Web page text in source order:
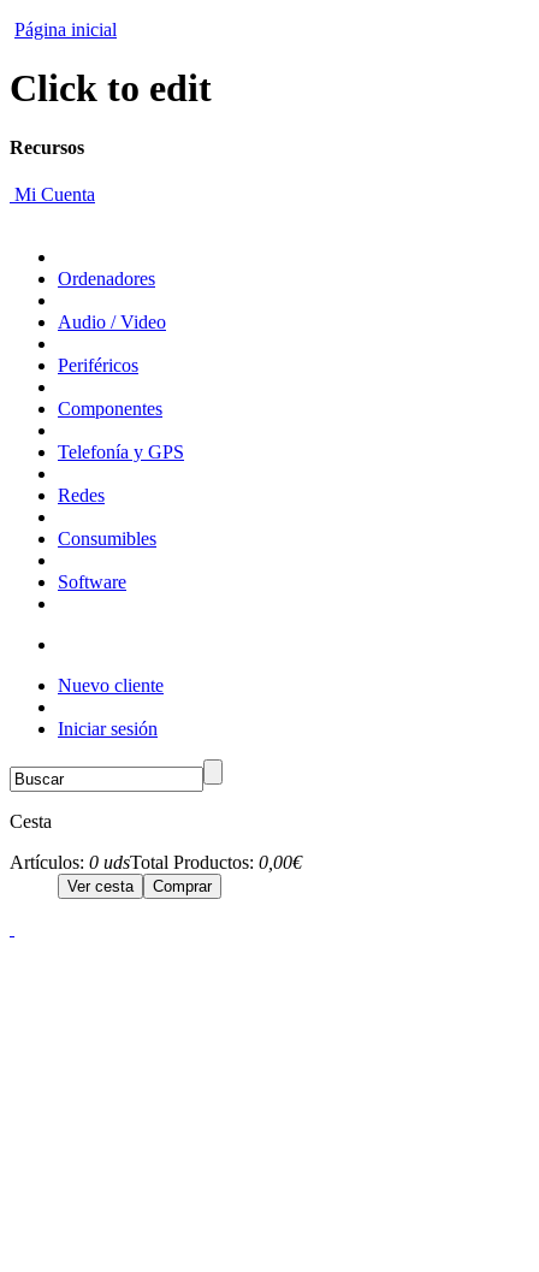
Página inicial
Click to edit
Recursos
Mi Cuenta
Ordenadores
Audio / Video
Periféricos
Componentes
Telefonía y GPS
Redes
Consumibles
Software
Nuevo cliente
Iniciar sesión
Cesta
Artículos: 0 udsTotal Productos: 0,00€